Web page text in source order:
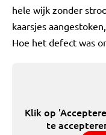
hele wijk zonder
kaarsjes
Hoe het defect was
Klik op
te